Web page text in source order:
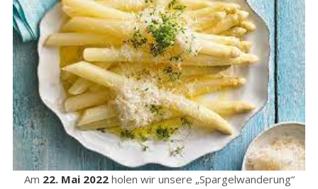
Am 22. Mai 2022holen wir unsere „Spargelwanderung“